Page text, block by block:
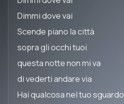
Dimmi dove vai
Scende piano la città
sopra gli occhi tuoi
questa notte non mi va
di vederti andare via
Hai qualcosa nel tuo sguardo